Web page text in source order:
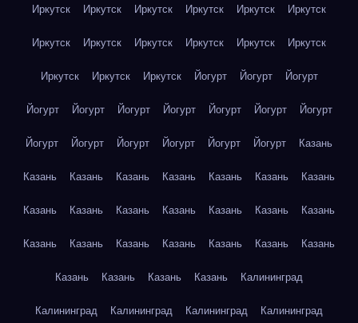
Иркутск Иркутск Иркутск Иркутск Иркутск Иркутск
Иркутск Иркутск Иркутск Иркутск Иркутск Иркутск
Иркутск Иркутск Иркутск Йогурт Йогурт Йогурт
Йогурт Йогурт Йогурт Йогурт Йогурт Йогурт Йогурт
Йогурт Йогурт Йогурт Йогурт Йогурт Йогурт Казань
Казань Казань Казань Казань Казань Казань Казань
Казань Казань Казань Казань Казань Казань Казань
Казань Казань Казань Казань Казань Казань Казань
Казань Казань Казань Казань Калининград
Калининград Калининград Калининград Калининград